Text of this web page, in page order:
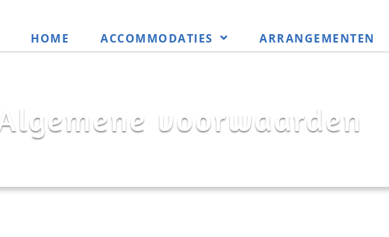
HOME ACCOMMODATIES ARRANGEMENTEN
Algemene voorwaarden